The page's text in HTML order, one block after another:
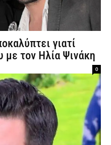
γιατί
με τον Ηλία Ψινάκη
0